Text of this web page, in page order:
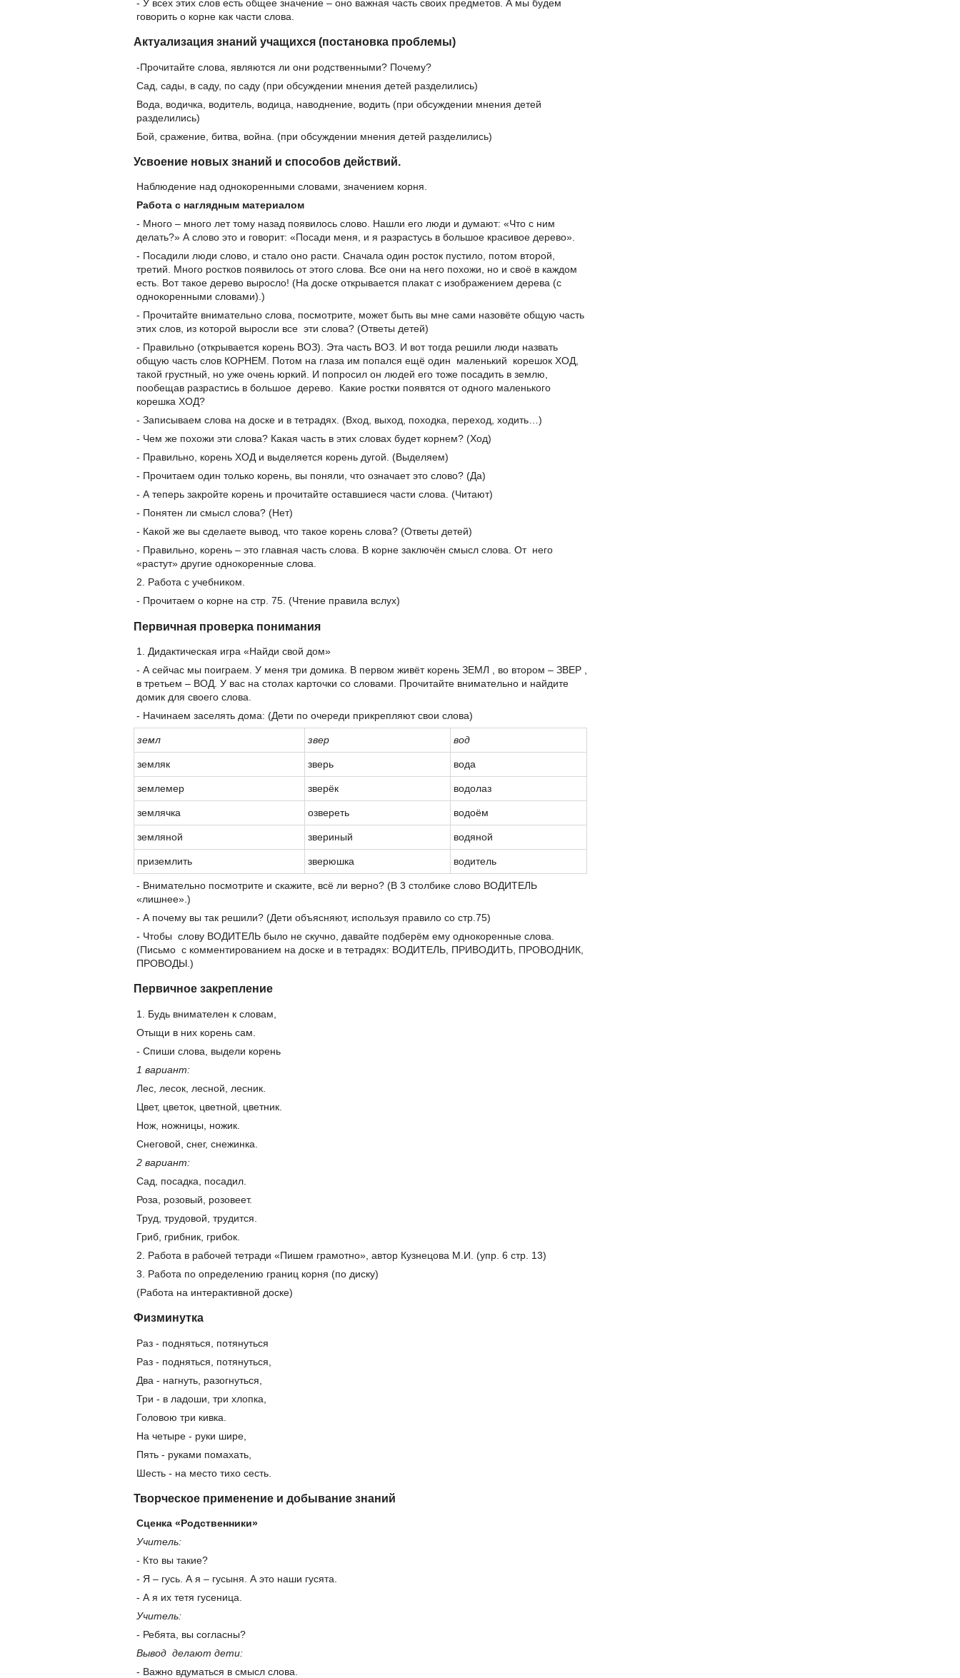
- У всех этих слов есть общее значение – оно важная часть своих предметов. А мы будем
говорить о корне как части слова.
Актуализация знаний учащихся (постановка проблемы)
-Прочитайте слова, являются ли они родственными? Почему?
Сад, сады, в саду, по саду (при обсуждении мнения детей разделились)
Вода, водичка, водитель, водица, наводнение, водить (при обсуждении мнения детей
разделились)
Бой, сражение, битва, война. (при обсуждении мнения детей разделились)
Усвоение новых знаний и способов действий.
Наблюдение над однокоренными словами, значением корня.
Работа с наглядным материалом
- Много – много лет тому назад появилось слово. Нашли его люди и думают: «Что с ним
делать?» А слово это и говорит: «Посади меня, и я разрастусь в большое красивое дерево».
- Посадили люди слово, и стало оно расти. Сначала один росток пустило, потом второй,
третий. Много ростков появилось от этого слова. Все они на него похожи, но и своё в каждом
есть. Вот такое дерево выросло! (На доске открывается плакат с изображением дерева (с
однокоренными словами).)
- Прочитайте внимательно слова, посмотрите, может быть вы мне сами назовёте общую часть
этих слов, из которой выросли все эти слова? (Ответы детей)
- Правильно (открывается корень ВОЗ). Эта часть ВОЗ. И вот тогда решили люди назвать
общую часть слов КОРНЕМ. Потом на глаза им попался ещё один маленький корешок ХОД,
такой грустный, но уже очень юркий. И попросил он людей его тоже посадить в землю,
пообещав разрастись в большое дерево. Какие ростки появятся от одного маленького
корешка ХОД?
- Записываем слова на доске и в тетрадях. (Вход, выход, походка, переход, ходить…)
- Чем же похожи эти слова? Какая часть в этих словах будет корнем? (Ход)
- Правильно, корень ХОД и выделяется корень дугой. (Выделяем)
- Прочитаем один только корень, вы поняли, что означает это слово? (Да)
- А теперь закройте корень и прочитайте оставшиеся части слова. (Читают)
- Понятен ли смысл слова? (Нет)
- Какой же вы сделаете вывод, что такое корень слова? (Ответы детей)
- Правильно, корень – это главная часть слова. В корне заключён смысл слова. От него
«растут» другие однокоренные слова.
2. Работа с учебником.
- Прочитаем о корне на стр. 75. (Чтение правила вслух)
Первичная проверка понимания
1. Дидактическая игра «Найди свой дом»
- А сейчас мы поиграем. У меня три домика. В первом живёт корень ЗЕМЛ , во втором – ЗВЕР ,
в третьем – ВОД. У вас на столах карточки со словами. Прочитайте внимательно и найдите
домик для своего слова.
- Начинаем заселять дома: (Дети по очереди прикрепляют свои слова)
земл звер вод
земляк зверь вода
землемер зверёк водолаз
землячка озвереть водоём
земляной звериный водяной
приземлить зверюшка водитель
- Внимательно посмотрите и скажите, всё ли верно? (В 3 столбике слово ВОДИТЕЛЬ
«лишнее».)
- А почему вы так решили? (Дети объясняют, используя правило со стр.75)
- Чтобы слову ВОДИТЕЛЬ было не скучно, давайте подберём ему однокоренные слова.
(Письмо с комментированием на доске и в тетрадях: ВОДИТЕЛЬ, ПРИВОДИТЬ, ПРОВОДНИК,
ПРОВОДЫ.)
Первичное закрепление
1. Будь внимателен к словам,
Отыщи в них корень сам.
- Спиши слова, выдели корень
1 вариант:
Лес, лесок, лесной, лесник.
Цвет, цветок, цветной, цветник.
Нож, ножницы, ножик.
Снеговой, снег, снежинка.
2 вариант:
Сад, посадка, посадил.
Роза, розовый, розовеет.
Труд, трудовой, трудится.
Гриб, грибник, грибок.
2. Работа в рабочей тетради «Пишем грамотно», автор Кузнецова М.И. (упр. 6 стр. 13)
3. Работа по определению границ корня (по диску)
(Работа на интерактивной доске)
Физминутка
Раз - подняться, потянуться
Раз - подняться, потянуться,
Два - нагнуть, разогнуться,
Три - в ладоши, три хлопка,
Головою три кивка.
На четыре - руки шире,
Пять - руками помахать,
Шесть - на место тихо сесть.
Творческое применение и добывание знаний
Сценка «Родственники»
Учитель:
- Кто вы такие?
- Я – гусь. А я – гусыня. А это наши гусята.
- А я их тетя гусеница.
Учитель:
- Ребята, вы согласны?
Вывод делают дети:
- Важно вдуматься в смысл слова.